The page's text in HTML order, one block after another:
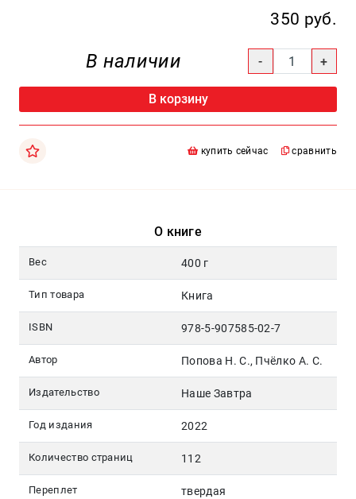
350 руб.
В наличии
В корзину
купить сейчас сравнить
О книге
Вес 400 г
Тип товара Книга
ISBN 978-5-907585-02-7
Автор Попова Н. С., Пчёлко А. С.
Издательство Наше Завтра
Год издания 2022
Количество страниц 112
Переплет твердая